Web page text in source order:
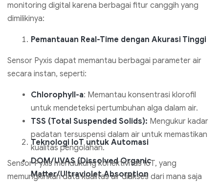
monitoring digital karena berbagai fitur canggih yang
dimilikinya:
Pemantauan Real-Time dengan Akurasi Tinggi
Sensor Pyxis dapat memantau berbagai parameter air
secara instan, seperti:
Chlorophyll-a: Memantau konsentrasi klorofil
untuk mendeteksi pertumbuhan alga dalam air.
TSS (Total Suspended Solids): Mengukur kadar
padatan tersuspensi dalam air untuk memastikan
kualitas pengolahan.
DOM/UVAS (Dissolved Organic
Matter/Ultraviolet Absorption
Teknologi IoT untuk Automasi
Sensor Pyxis mendukung konektivitas IoT, yang
memungkinkan data kualitas air diakses dari mana saja